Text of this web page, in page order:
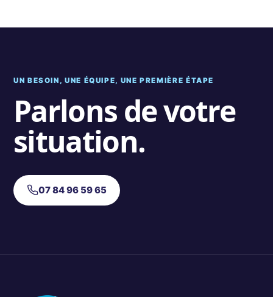
UN BESOIN, UNE ÉQUIPE, UNE PREMIÈRE ÉTAPE
Parlons de votre
situation.
07 84 96 59 65